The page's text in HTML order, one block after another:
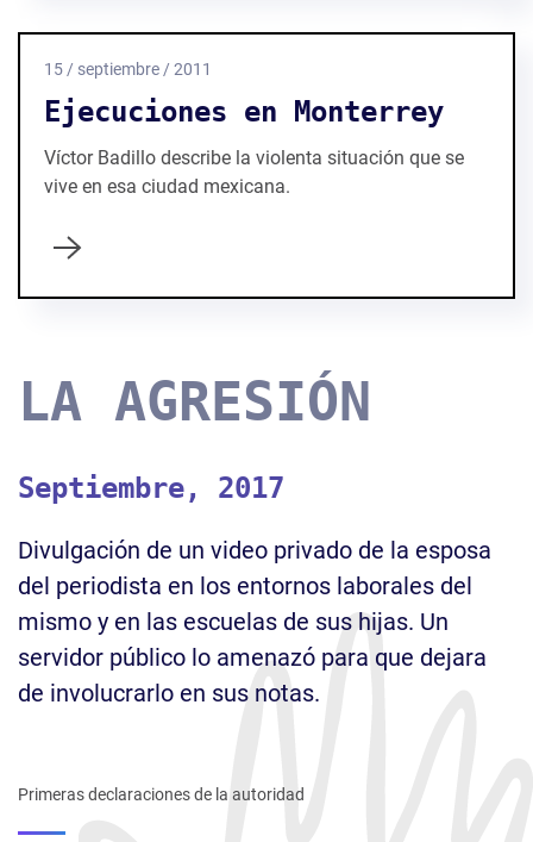
15 / septiembre / 2011
Ejecuciones en Monterrey
Víctor Badillo describe la violenta situación que se
vive en esa ciudad mexicana.
LA AGRESIÓN
Septiembre, 2017
Divulgación de un video privado de la esposa
del periodista en los entornos laborales del
mismo y en las escuelas de sus hijas. Un
servidor público lo amenazó para que dejara
de involucrarlo en sus notas.
Primeras declaraciones de la autoridad